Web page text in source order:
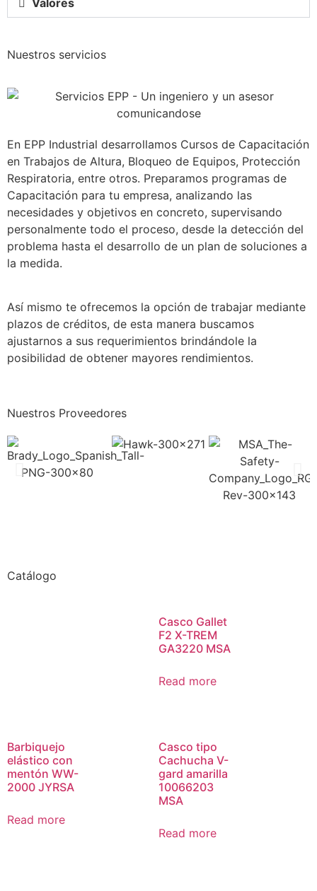
Valores
Nuestros servicios
En EPP Industrial desarrollamos Cursos de Capacitación
en Trabajos de Altura, Bloqueo de Equipos, Protección
Respiratoria, entre otros. Preparamos programas de
Capacitación para tu empresa, analizando las
necesidades y objetivos en concreto, supervisando
personalmente todo el proceso, desde la detección del
problema hasta el desarrollo de un plan de soluciones a
la medida.
Así mismo te ofrecemos la opción de trabajar mediante
plazos de créditos, de esta manera buscamos
ajustarnos a sus requerimientos brindándole la
posibilidad de obtener mayores rendimientos.
Nuestros Proveedores
Catálogo
Casco Gallet
F2 X-TREM
GA3220 MSA
Read more
Barbiquejo
elástico con
mentón WW-
2000 JYRSA
Read more
Casco tipo
Cachucha V-
gard amarilla
10066203
MSA
Read more